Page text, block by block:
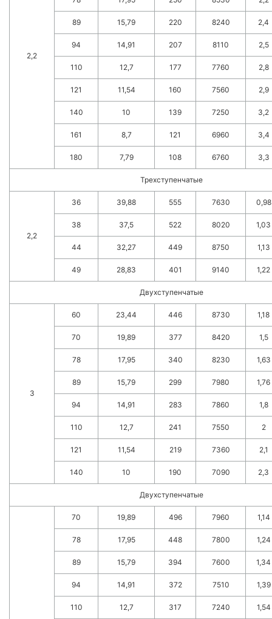
2,2
89 15,79 220 8240 2,4
94 14,91 207 8110 2,5
110 12,7 177 7760 2,8
121 11,54 160 7560 2,9
140 10 139 7250 3,2
161 8,7 121 6960 3,4
180 7,79 108 6760 3,3
Трехступенчатые
2,2
36 39,88 555 7630 0,98
38 37,5 522 8020 1,03
44 32,27 449 8750 1,13
49 28,83 401 9140 1,22
Двухступенчатые
3
60 23,44 446 8730 1,18
70 19,89 377 8420 1,5
78 17,95 340 8230 1,63
89 15,79 299 7980 1,76
94 14,91 283 7860 1,8
110 12,7 241 7550 2
121 11,54 219 7360 2,1
140 10 190 7090 2,3
Двухступенчатые
70 19,89 496 7960 1,14
78 17,95 448 7800 1,24
89 15,79 394 7600 1,34
94 14,91 372 7510 1,39
110 12,7 317 7240 1,54